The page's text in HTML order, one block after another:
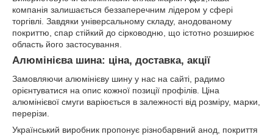
компанія залишається беззаперечним лідером у сфері
торгівлі. Завдяки універсальному складу, анодованому
покриттю, спар стійкий до сірководню, що істотно розширює
область його застосування.
Алюмінієва шина: ціна, доставка, акції
Замовляючи алюмінієву шину у нас на сайті, радимо
орієнтуватися на опис кожної позиції профілів. Ціна
алюмінієвої смуги варіюється в залежності від розміру, марки,
перерізи.
Український виробник пропонує різнобарвний анод, покриття